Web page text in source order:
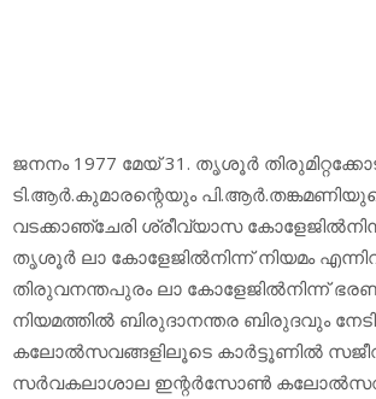
ജനനം 1977 മേയ് 31. തൃശൂര്‍
ടി.ആര്‍.കുമാരന്റെയും
വടക്കാഞ്ചേരി ശ്രീവ്യാസ
തൃശൂര്‍ ലാ കോളേജില്‍നിന്ന് നിയമം
തിരുവനന്തപുരം ലാ കോളേജില്‍നിന്ന്
നിയമത്തില്‍ ബിരുദാനന്തര ബിരുദവും
കലോല്‍സവങ്ങളിലൂടെ കാര്‍ട്ടൂണില്‍
സര്‍വകലാശാല ഇന്റര്‍സോണ്‍